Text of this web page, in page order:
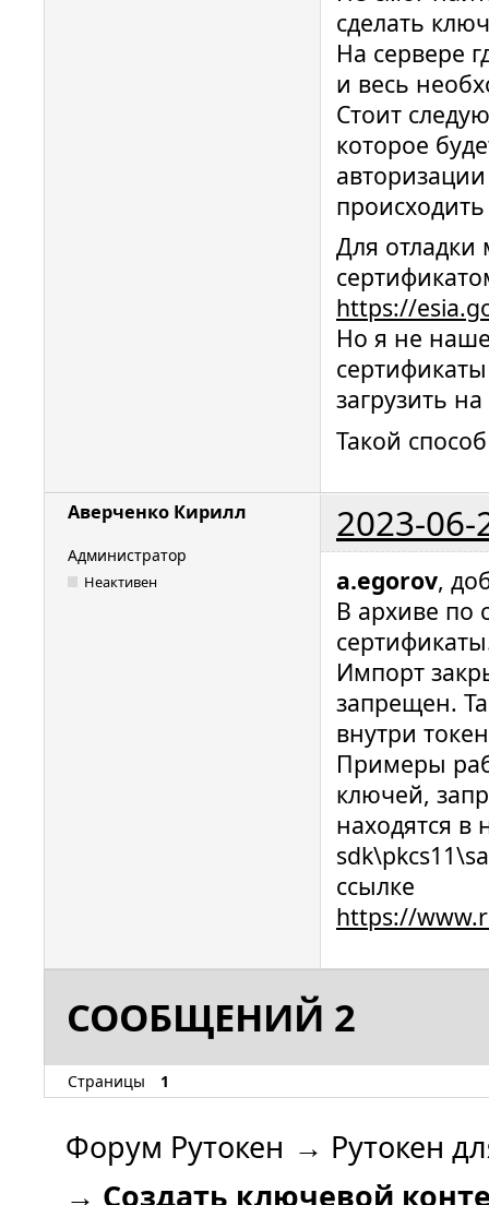
сделать
На сервере
и весь
Стоит
которое
Для отладки
https://
Но я не
загрузить
Такой
Аверченко Кирилл 2023-06-
Администратор
Неактивен a.egorov,
В архиве по
Импорт
запрещен.
внутри
Примеры
ключей,
находятся в
ссылке
https://
СООБЩЕНИЙ 2
Страницы 1
Форум Рутокен → Рутокен
→ Создать ключевой